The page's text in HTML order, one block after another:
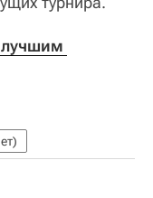
лучшим